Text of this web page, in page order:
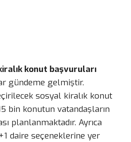
konut başvuruları
gündeme gelmiştir.
sosyal kiralık konut
bin konutun vatandaşların
planlanmaktadır. Ayrıca
daire seçeneklerine yer